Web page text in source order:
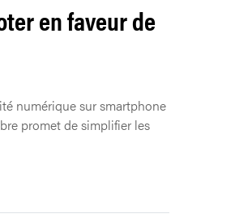
en faveur de
numérique sur smartphone
promet de simplifier les